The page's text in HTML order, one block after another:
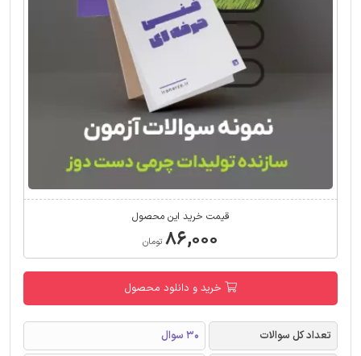
قیمت خرید این محصول
۸۶,۰۰۰ تومان
خرید و دانلود محصول
تعداد کل سوالات
30 سوال